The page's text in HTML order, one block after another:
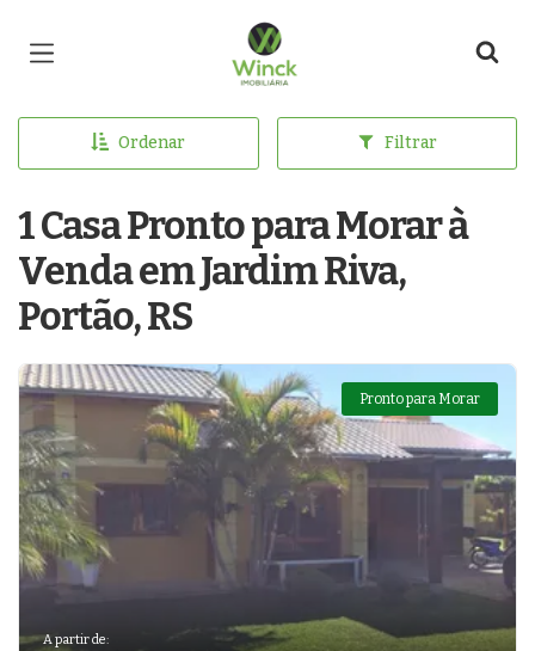
Página inicial
Ordenar Filtrar
1 Casa Pronto para Morar à
Venda em Jardim Riva,
Portão, RS
Pronto para Morar
A partir de: